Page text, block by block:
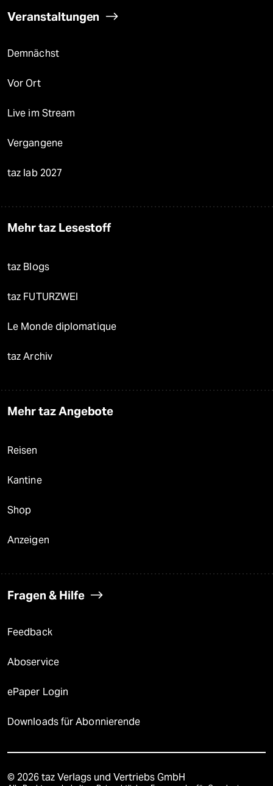
Veranstaltungen
Demnächst
Vor Ort
Live im Stream
Vergangene
taz lab 2027
Mehr taz Lesestoff
taz Blogs
taz FUTURZWEI
Le Monde diplomatique
taz Archiv
Mehr taz Angebote
Reisen
Kantine
Shop
Anzeigen
Fragen & Hilfe
Feedback
Aboservice
ePaper Login
Downloads für Abonnierende
© 2026 taz Verlags und Vertriebs GmbH